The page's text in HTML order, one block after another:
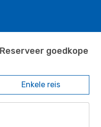
goedkope
Enkele reis